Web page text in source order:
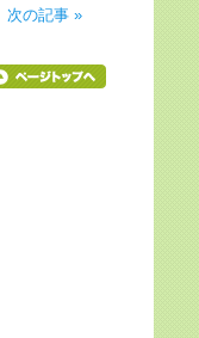
次の記事 »